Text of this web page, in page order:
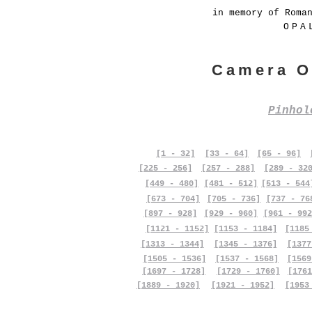
in memory of
Camera
[1 - 32] [33 - 64] [65 - 96]
[225 - 256]
[257 - 288]
[289 -
[449 - 480]
[673 - 704]
[481 - 512]
[705 - 736]
[513 -
[737 -
[897 - 928]
[929 - 960]
[961 -
[1121 - 1152]
[1153 - 1184]
[1313 - 1344]
[1505 - 1536]
[1697 - 1728]
[1889 - 1920]
[1345 - 1376]
[1537 - 1568]
[1729 - 1760]
[1921 - 1952]